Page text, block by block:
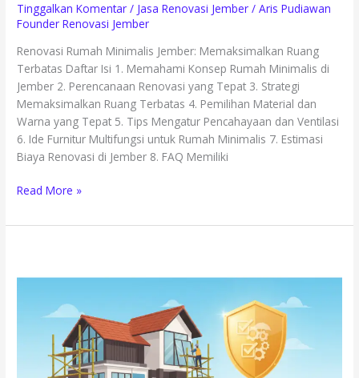
Tinggalkan Komentar / Jasa Renovasi Jember /Aris Pudiawan
Founder Renovasi Jember
Renovasi Rumah Minimalis Jember: Memaksimalkan Ruang
Terbatas Daftar Isi 1. Memahami Konsep Rumah Minimalis di
Jember 2. Perencanaan Renovasi yang Tepat 3. Strategi
Memaksimalkan Ruang Terbatas 4. Pemilihan Material dan
Warna yang Tepat 5. Tips Mengatur Pencahayaan dan Ventilasi
6. Ide Furnitur Multifungsi untuk Rumah Minimalis 7. Estimasi
Biaya Renovasi di Jember 8. FAQ Memiliki
Read More »
Jember
Memberikan
Keamanan